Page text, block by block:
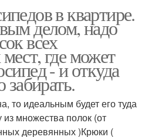
в квартире.
делом, надо
всех
где может
- и откуда
забирать.
то идеальным будет его туда
из множества полок (от
деревянных )Крюки (